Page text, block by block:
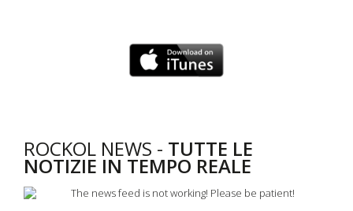
ROCKOL NEWS - TUTTE LE
NOTIZIE IN TEMPO REALE